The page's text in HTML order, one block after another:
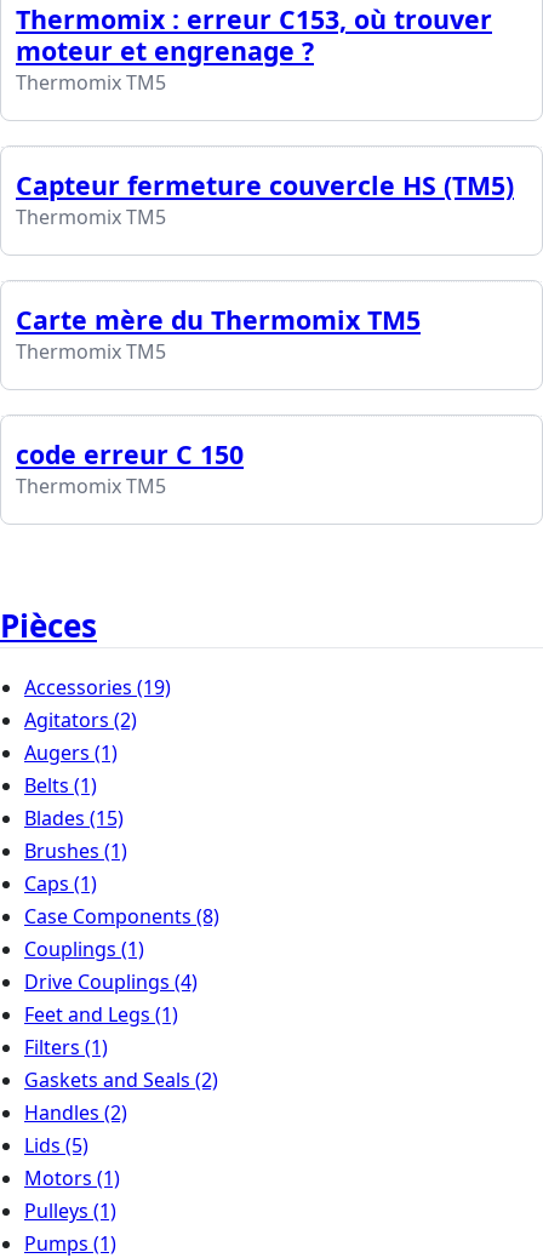
Thermomix : erreur C153, où trouver
moteur et engrenage ?
Thermomix TM5
Capteur fermeture couvercle HS (TM5)
Thermomix TM5
Carte mère du Thermomix TM5
Thermomix TM5
code erreur C 150
Thermomix TM5
Pièces
Accessories (19)
Agitators (2)
Augers (1)
Belts (1)
Blades (15)
Brushes (1)
Caps (1)
Case Components (8)
Couplings (1)
Drive Couplings (4)
Feet and Legs (1)
Filters (1)
Gaskets and Seals (2)
Handles (2)
Lids (5)
Motors (1)
Pulleys (1)
Pumps (1)